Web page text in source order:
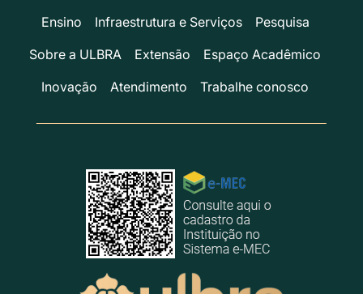
Ensino Infraestrutura e Serviços
Pesquisa
Sobre a ULBRA
Extensão
Espaço Acadêmico
Inovação
Atendimento Trabalhe conosco